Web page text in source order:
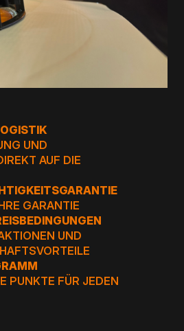
UND
AUF DIE
GARANTIE
UND
PUNKTE FÜR JEDEN